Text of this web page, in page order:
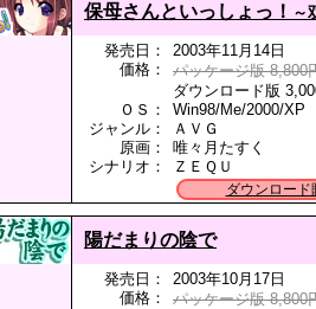
保母さんといっしょっ！ ～
発売日：
2003年11月14日
価格：
パッケージ版 8,800
ダウンロード版
ＯＳ：
Win98/Me/2000/XP
ジャンル：
ＡＶＧ
原画：
唯々月たすく
シナリオ：
ＺＥＱＵ
ダウンロード
陽だまりの陰で
発売日：
2003年10月17日
価格：
パッケージ版 8,800